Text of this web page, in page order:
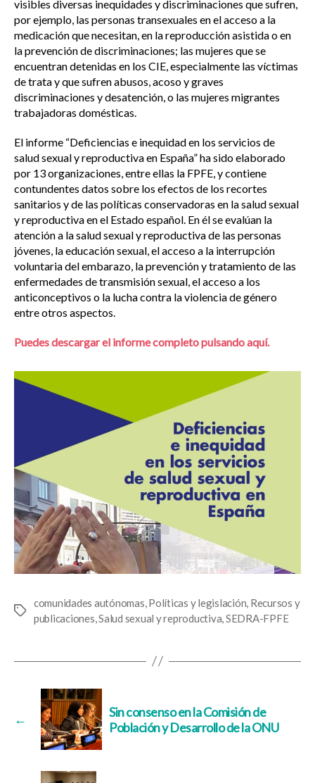
visibles diversas inequidades y discriminaciones que sufren,
por ejemplo, las personas transexuales en el acceso a la
medicación que necesitan, en la reproducción asistida o en
la prevención de discriminaciones; las mujeres que se
encuentran detenidas en los CIE, especialmente las víctimas
de trata y que sufren abusos, acoso y graves
discriminaciones y desatención, o las mujeres migrantes
trabajadoras domésticas.
El informe “Deficiencias e inequidad en los servicios de
salud sexual y reproductiva en España” ha sido elaborado
por 13 organizaciones, entre ellas la FPFE, y contiene
contundentes datos sobre los efectos de los recortes
sanitarios y de las políticas conservadoras en la salud sexual
y reproductiva en el Estado español. En él se evalúan la
atención a la salud sexual y reproductiva de las personas
jóvenes, la educación sexual, el acceso a la interrupción
voluntaria del embarazo, la prevención y tratamiento de las
enfermedades de transmisión sexual, el acceso a los
anticonceptivos o la lucha contra la violencia de género
entre otros aspectos.
Puedes descargar el informe completo pulsando aquí.
Etiquetas
comunidades autónomas,Políticas y legislación, Recursos y
publicaciones,Salud sexual y reproductiva,SEDRA-FPFE
←
Sin consenso en la Comisión de
Población y Desarrollo de la ONU